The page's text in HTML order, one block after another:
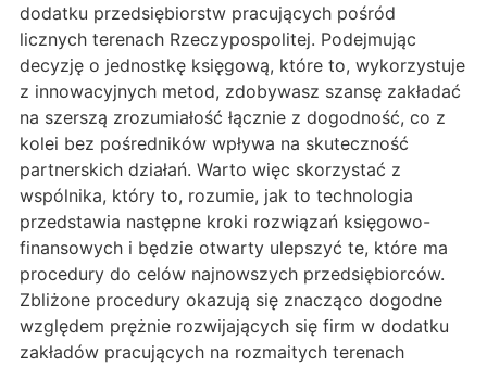
dodatku przedsiębiorstw pracujących pośród
licznych terenach Rzeczypospolitej. Podejmując
decyzję o jednostkę księgową, które to, wykorzystuje
z innowacyjnych metod, zdobywasz szansę zakładać
na szerszą zrozumiałość łącznie z dogodność, co z
kolei bez pośredników wpływa na skuteczność
partnerskich działań. Warto więc skorzystać z
wspólnika, który to, rozumie, jak to technologia
przedstawia następne kroki rozwiązań księgowo-
finansowych i będzie otwarty ulepszyć te, które ma
procedury do celów najnowszych przedsiębiorców.
Zbliżone procedury okazują się znacząco dogodne
względem prężnie rozwijających się firm w dodatku
zakładów pracujących na rozmaitych terenach